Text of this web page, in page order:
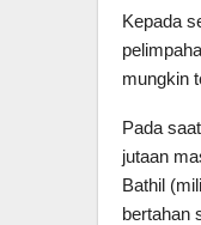
Kepada
mungkin
Pada
jutaan
Bathil
bertahan